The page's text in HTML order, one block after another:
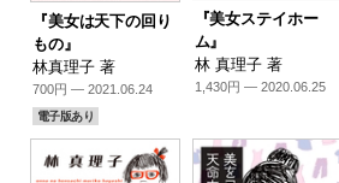
『美女は天下の回り
もの』
林真理子 著
700円 — 2021.06.24
電子版あり
『美女ステイホー
ム』
林 真理子 著
1,430円 — 2020.06.25